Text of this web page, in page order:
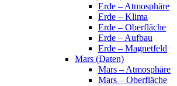
Erde – Atmosphäre
Erde – Klima
Erde – Oberfläche
Erde – Aufbau
Erde – Magnetfeld
Mars (Daten)
Mars – Atmosphäre
Mars – Oberfläche